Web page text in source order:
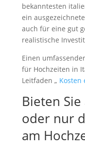
bekanntesten
ein
auch für eine gut
realistische
Einen
für Hochzeiten in
Leitfaden „ Kosten
Bieten
oder nur
am